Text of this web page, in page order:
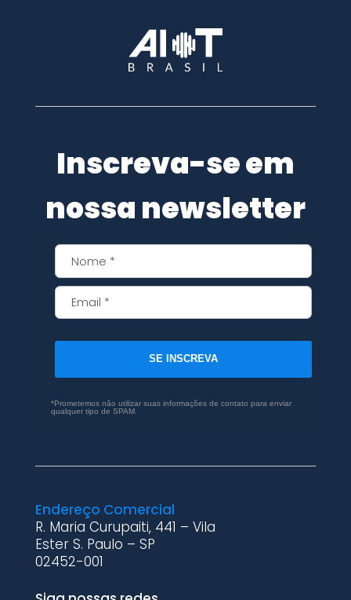
Inscreva-se em
nossa newsletter
SE INSCREVA
*Prometemos não utilizar suas informações de contato para enviar
qualquer tipo de SPAM.
Endereço Comercial
R. Maria Curupaiti, 441 – Vila
Ester S. Paulo – SP
02452-001